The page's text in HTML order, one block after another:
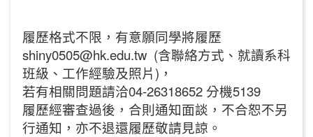
履歷格式不限，有意願同學將履歷
shiny0505@hk.edu.tw (含聯絡方式、就讀系科
班級、工作經驗及照片)，
若有相關問題請洽04-26318652 分機5139
履歷經審查過後，合則通知面談，不合恕不另
行通知，亦不退還履歷敬請見諒。